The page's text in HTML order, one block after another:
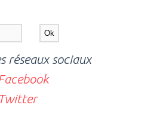
réseaux sociaux